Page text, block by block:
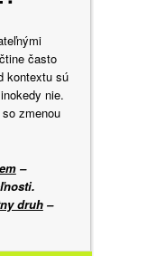
často
kontextu sú
nie.
zmenou
–
druh–